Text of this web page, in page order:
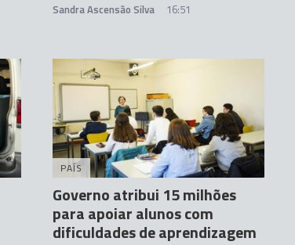
Sandra Ascensão Silva 16:51
PAÍS
Governo atribui 15 milhões
para apoiar alunos com
dificuldades de aprendizagem